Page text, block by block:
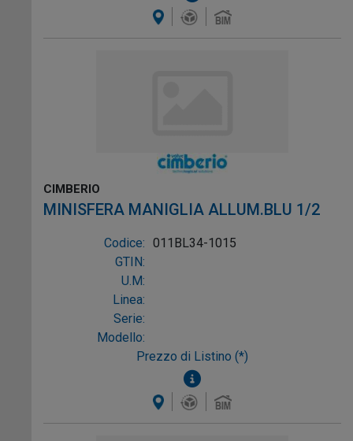
CIMBERIO
MINISFERA MANIGLIA ALLUM.BLU 1/2
Codice: 011BL34-1015
GTIN:
U.M:
Linea:
Serie:
Modello:
Prezzo di Listino (*)